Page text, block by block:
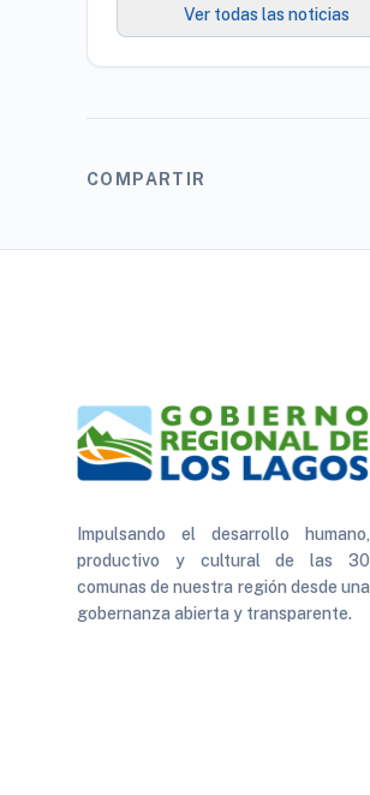
de 27 mil empleos
Ver todas las noticias
COMPARTIR
Impulsando el desarrollo humano,
productivo y cultural de las 30
comunas de nuestra región desde una
gobernanza abierta y transparente.